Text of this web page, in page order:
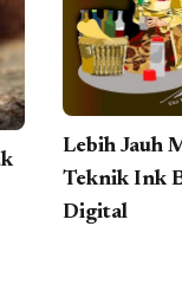
Lebih Jauh
Teknik Ink
Digital